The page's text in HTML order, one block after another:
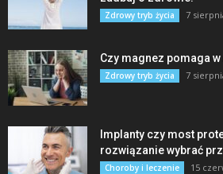
Zdrowy tryb życia 7
Czy magnez pomaga
Zdrowy tryb życia 7
Implanty czy most
rozwiązanie wybrać
Choroby i leczenie 15